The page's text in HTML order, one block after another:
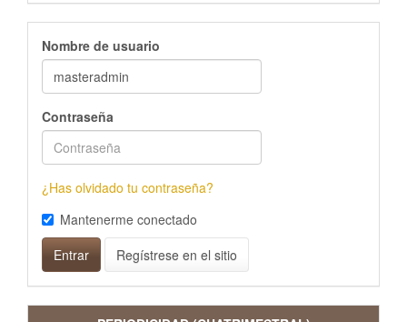
Nombre de usuario
Contraseña
¿Has olvidado tu contraseña?
Mantenerme conectado
Entrar
Regístrese en el sitio